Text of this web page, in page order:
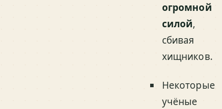
огромной
силой,
сбивая
хищников.
Некоторые
учёные